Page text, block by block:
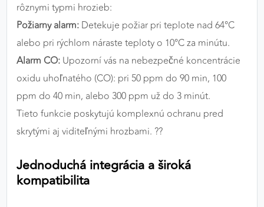
rôznymi typmi hrozieb:
Požiarny alarm: Detekuje požiar pri teplote nad 64°C
alebo pri rýchlom náraste teploty o 10°C za minútu.
Alarm CO: Upozorní vás na nebezpečné koncentrácie
oxidu uhoľnatého (CO): pri 50 ppm do 90 min, 100
ppm do 40 min, alebo 300 ppm už do 3 minút.
Tieto funkcie poskytujú komplexnú ochranu pred
skrytými aj viditeľnými hrozbami. ??️
Jednoduchá integrácia a široká
kompatibilita